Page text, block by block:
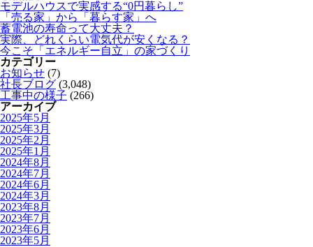
モデルハウスで実感する“0円暮らし”
「売る家」から「暮らす家」へ
蓄電池の寿命って大丈夫？
実際、どれくらい電気代が安くなる？
今こそ「エネルギー自立」の家づくり
カテゴリー
お知らせ (7)
社長ブログ (3,048)
工事中の様子 (266)
アーカイブ
2025年5月
2025年3月
2025年2月
2025年1月
2024年8月
2024年7月
2024年6月
2024年3月
2023年8月
2023年7月
2023年6月
2023年5月